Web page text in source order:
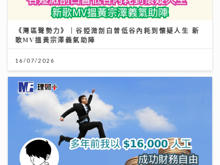
《灣區聲勢力》｜谷婭溦剖白曾低谷內耗到懷疑人生 新
歌MV搵黃宗澤義氣助陣
16/07/2026